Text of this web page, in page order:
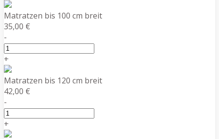
Matratzen bis 100 cm breit
35,00 €
-
+
Matratzen bis 120 cm breit
42,00 €
-
+